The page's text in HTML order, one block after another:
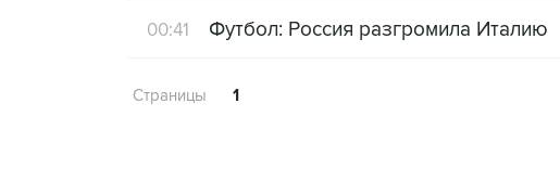
00:41 Футбол: Россия разгромила Италию
Страницы 1